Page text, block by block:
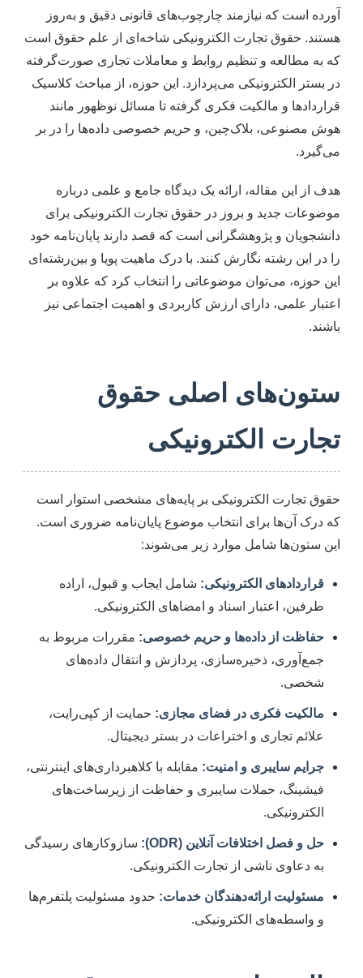
آورده است که نیازمند چارچوب‌های قانونی دقیق و به‌روز
هستند. حقوق تجارت الکترونیکی شاخه‌ای از علم حقوق است
که به مطالعه و تنظیم روابط و معاملات تجاری صورت‌گرفته
در بستر الکترونیکی می‌پردازد. این حوزه، از مباحث کلاسیک
قراردادها و مالکیت فکری گرفته تا مسائل نوظهور مانند
هوش مصنوعی، بلاک‌چین، و حریم خصوصی داده‌ها را در بر
می‌گیرد.
هدف از این مقاله، ارائه یک دیدگاه جامع و علمی درباره
موضوعات جدید و بروز در حقوق تجارت الکترونیکی برای
دانشجویان و پژوهشگرانی است که قصد دارند پایان‌نامه خود
را در این رشته نگارش کنند. با درک ماهیت پویا و بین‌رشته‌ای
این حوزه، می‌توان موضوعاتی را انتخاب کرد که علاوه بر
اعتبار علمی، دارای ارزش کاربردی و اهمیت اجتماعی نیز
باشند.
ستون‌های اصلی حقوق
تجارت الکترونیکی
حقوق تجارت الکترونیکی بر پایه‌های مشخصی استوار است
که درک آن‌ها برای انتخاب موضوع پایان‌نامه ضروری است.
این ستون‌ها شامل موارد زیر می‌شوند:
قراردادهای الکترونیکی: شامل ایجاب و قبول، اراده
طرفین، اعتبار اسناد و امضاهای الکترونیکی.
حفاظت از داده‌ها و حریم خصوصی: مقررات مربوط به
جمع‌آوری، ذخیره‌سازی، پردازش و انتقال داده‌های
شخصی.
مالکیت فکری در فضای مجازی: حمایت از کپی‌رایت،
علائم تجاری و اختراعات در بستر دیجیتال.
جرایم سایبری و امنیت: مقابله با کلاهبرداری‌های اینترنتی،
فیشینگ، حملات سایبری و حفاظت از زیرساخت‌های
الکترونیکی.
حل و فصل اختلافات آنلاین (ODR):
سازوکارهای رسیدگی
به دعاوی ناشی از تجارت الکترونیکی.
مسئولیت ارائه‌دهندگان خدمات: حدود مسئولیت پلتفرم‌ها
و واسطه‌های الکترونیکی.